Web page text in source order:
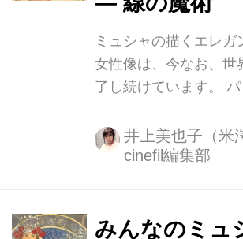
ミュシャの描くエレガ
女性像は、今なお、世
了し続けています。
ール・ヌーヴォーの騎
したアル フォンス・ミ
意味で、19世紀末から
井上美也子（米
cinefil編集部
みんなのミュ